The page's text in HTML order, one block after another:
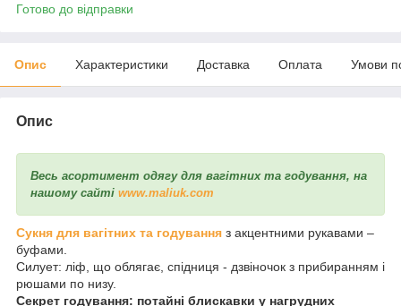
Готово до відправки
Опис Характеристики Доставка Оплата Умови
Опис
Весь асортимент одягу для вагітних та годування, на
нашому сайті www.maliuk.com
Сукня для вагітних та годування з акцентними рукавами –
буфами.
Силует: ліф, що облягає, спідниця - дзвіночок з прибиранням і
рюшами по низу.
Секрет годування: потайні блискавки у нагрудних